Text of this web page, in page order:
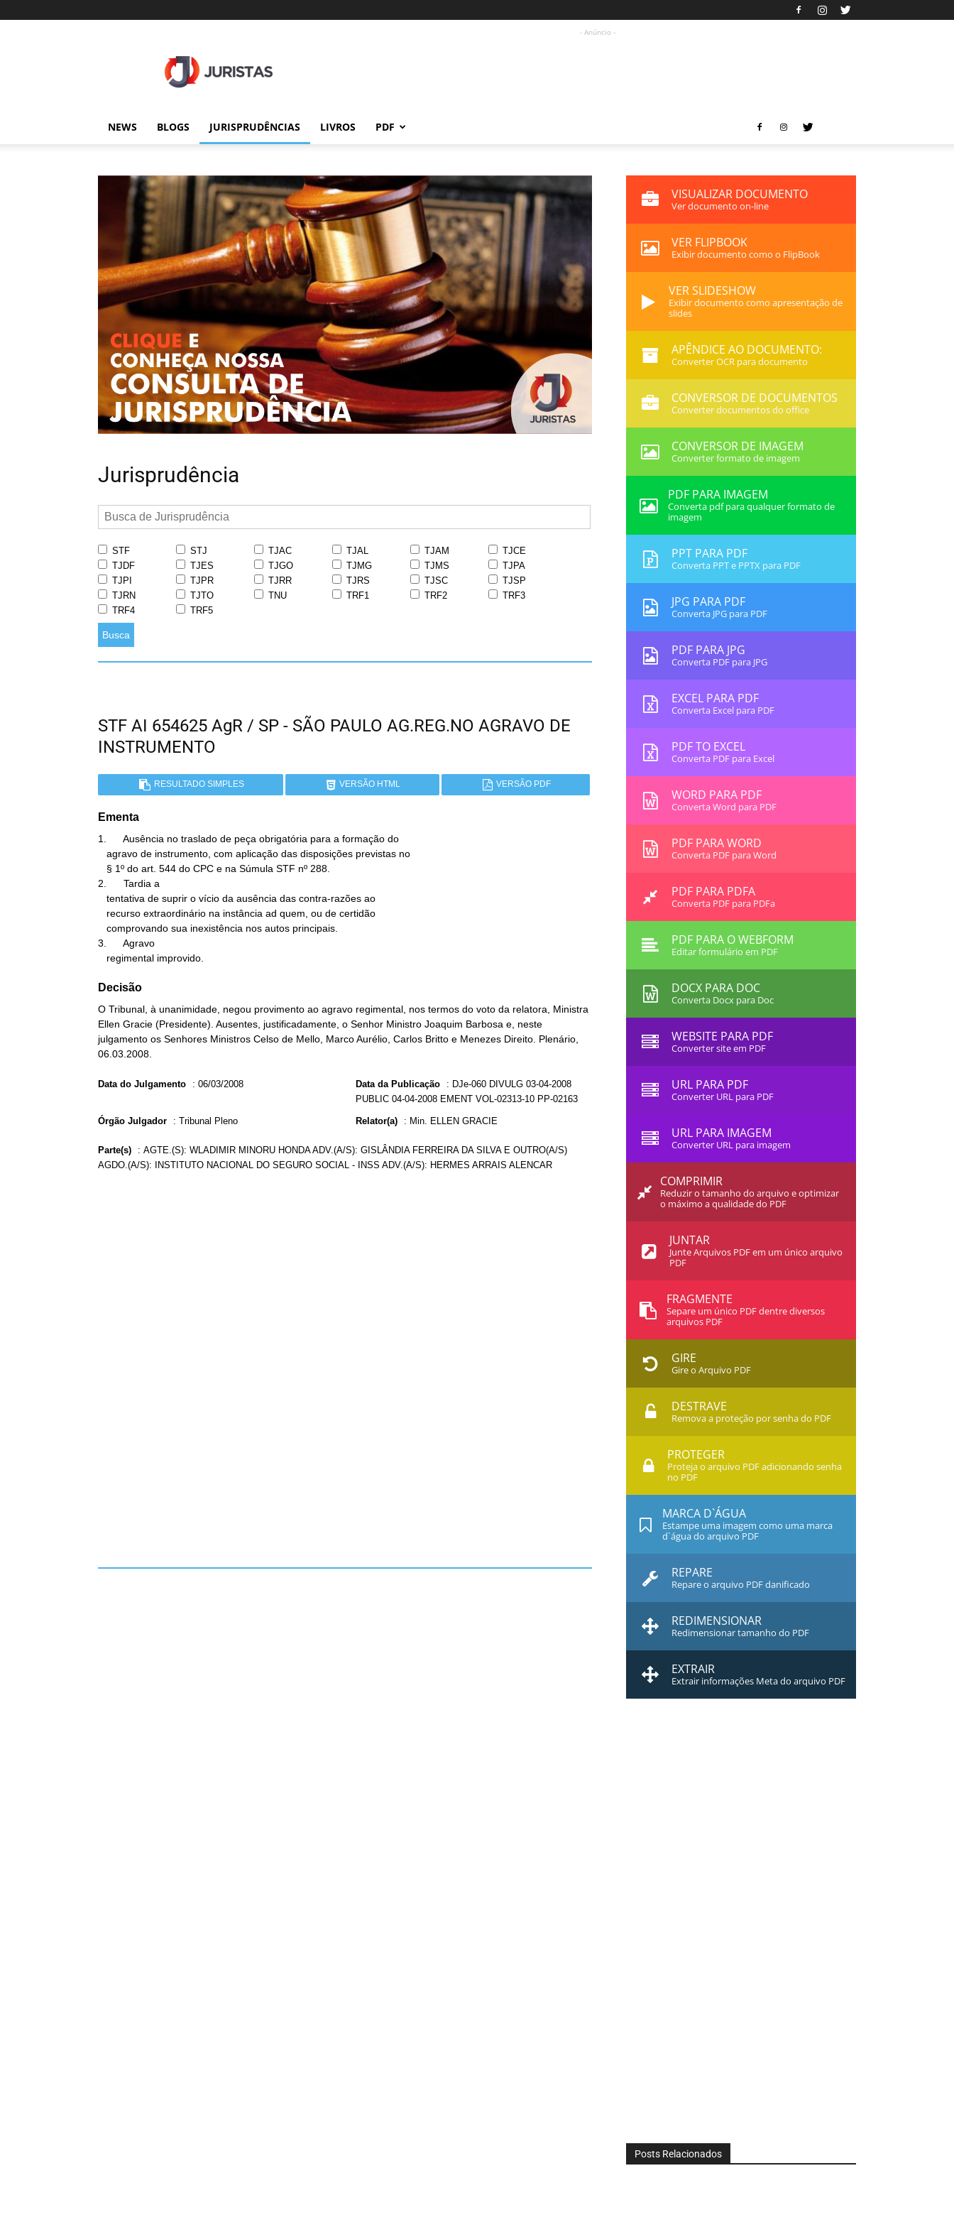
- Anúncio -
NEWS BLOGS JURISPRUDÊNCIAS LIVROS PDF
Jurisprudência
STF STJ TJAC TJAL TJAM
TJCE
TJDF
TJES TJGO TJMG TJMS
TJPA
TJPI
TJPR TJRR TJRS TJSC
TJSP
TJRN
TJTO TNU TRF1 TRF2
TRF3
TRF4
TRF5
Busca
STF AI 654625 AgR / SP - SÃO PAULO AG.REG.NO AGRAVO DE
INSTRUMENTO
RESULTADO SIMPLES VERSÃO HTML VERSÃO PDF
Ementa
1.      Ausência no traslado de peça obrigatória para a formação do
2.      Tardia a
3.      Agravo
   regimental improvido.
Decisão
O Tribunal, à unanimidade, negou provimento ao agravo regimental, nos termos do voto da relatora, Ministra
Ellen Gracie (Presidente). Ausentes, justificadamente, o Senhor Ministro Joaquim Barbosa e, neste
julgamento os Senhores Ministros Celso de Mello, Marco Aurélio, Carlos Britto e Menezes Direito. Plenário,
06.03.2008.
Data do Julgamento : 06/03/2008 Data da Publicação : DJe-060 DIVULG 03-04-2008
PUBLIC 04-04-2008 EMENT VOL-02313-10 PP-02163
Órgão Julgador : Tribunal Pleno Relator(a) : Min. ELLEN GRACIE
Parte(s) : AGTE.(S): WLADIMIR MINORU HONDA ADV.(A/S): GISLÂNDIA FERREIRA DA SILVA E OUTRO(A/S)
AGDO.(A/S): INSTITUTO NACIONAL DO SEGURO SOCIAL - INSS ADV.(A/S): HERMES ARRAIS ALENCAR
VISUALIZAR DOCUMENTO
Ver documento on-line
VER FLIPBOOK
Exibir documento como o FlipBook
VER SLIDESHOW
Exibir documento como apresentação de
slides
APÊNDICE AO DOCUMENTO:
Converter OCR para documento
CONVERSOR DE DOCUMENTOS
Converter documentos do office
CONVERSOR DE IMAGEM
Converter formato de imagem
PDF PARA IMAGEM
Converta pdf para qualquer formato de
imagem
PPT PARA PDF
Converta PPT e PPTX para PDF
JPG PARA PDF
Converta JPG para PDF
PDF PARA JPG
Converta PDF para JPG
EXCEL PARA PDF
Converta Excel para PDF
PDF TO EXCEL
Converta PDF para Excel
WORD PARA PDF
Converta Word para PDF
PDF PARA WORD
Converta PDF para Word
PDF PARA PDFA
Converta PDF para PDFa
PDF PARA O WEBFORM
Editar formulário em PDF
DOCX PARA DOC
Converta Docx para Doc
WEBSITE PARA PDF
Converter site em PDF
URL PARA PDF
Converter URL para PDF
URL PARA IMAGEM
Converter URL para imagem
COMPRIMIR
Reduzir o tamanho do arquivo e optimizar
o máximo a qualidade do PDF
JUNTAR
Junte Arquivos PDF em um único arquivo
PDF
FRAGMENTE
Separe um único PDF dentre diversos
arquivos PDF
GIRE
Gire o Arquivo PDF
DESTRAVE
Remova a proteção por senha do PDF
PROTEGER
Proteja o arquivo PDF adicionando senha
no PDF
MARCA D`ÁGUA
Estampe uma imagem como uma marca
d`água do arquivo PDF
REPARE
Repare o arquivo PDF danificado
REDIMENSIONAR
Redimensionar tamanho do PDF
EXTRAIR
Extrair informações Meta do arquivo PDF
Posts Relacionados